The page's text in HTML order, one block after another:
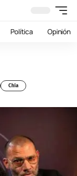
Política Opinión
Chía